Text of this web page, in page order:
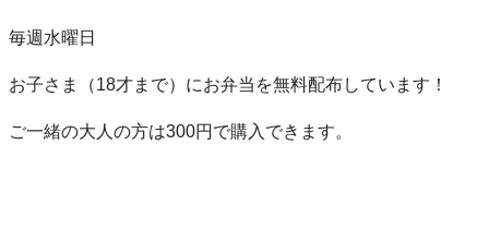
毎週水曜日
お子さま（18才まで）にお弁当を無料配布しています！
ご一緒の大人の方は300円で購入できます。